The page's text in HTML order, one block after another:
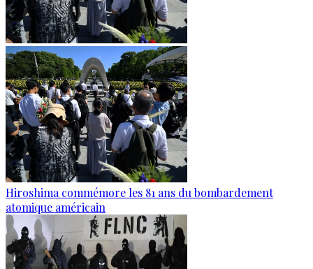
Hiroshima commémore les 81 ans du bombardement
atomique américain